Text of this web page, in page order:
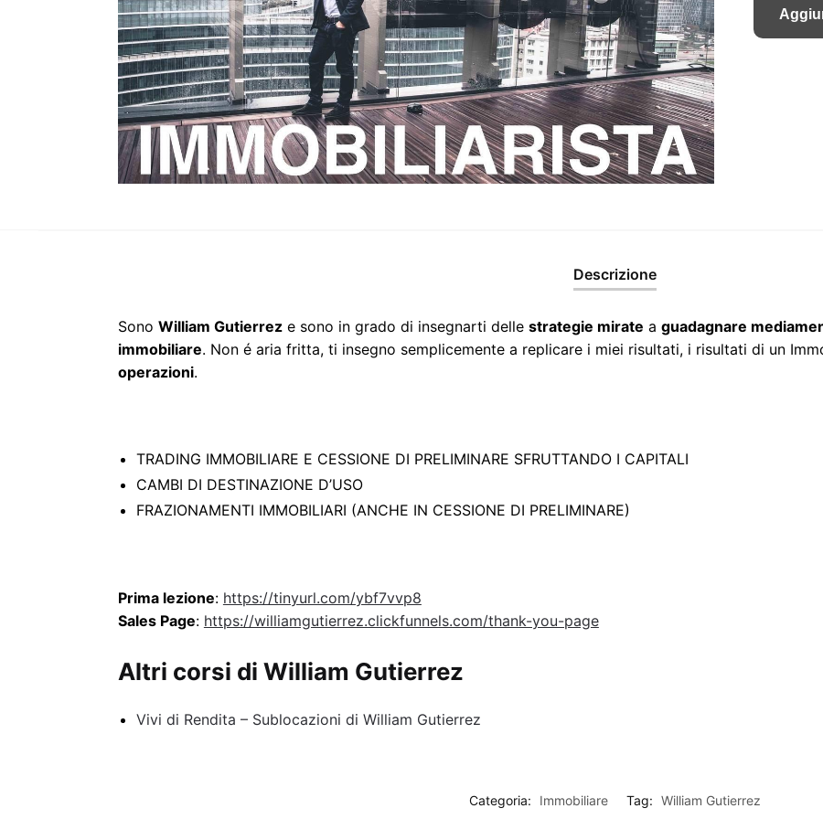
Descrizione
Sono William Gutierreze sono in grado di insegnarti delle strategie mirate a guadagnare
immobiliare. Non é aria fritta, ti insegno semplicemente a replicare i miei risultati, i risultati di un
operazioni.
TRADING IMMOBILIARE E CESSIONE DI PRELIMINARE SFRUTTANDO I CAPITALI
CAMBI DI DESTINAZIONE D’USO
FRAZIONAMENTI IMMOBILIARI (ANCHE IN CESSIONE DI PRELIMINARE)
Prima lezione: https://tinyurl.com/ybf7vvp8
Sales Page: https://williamgutierrez.clickfunnels.com/thank-you-page
Altri corsi di William Gutierrez
Vivi di Rendita – Sublocazioni di William Gutierrez
Categoria: Immobiliare Tag: William Gutierrez